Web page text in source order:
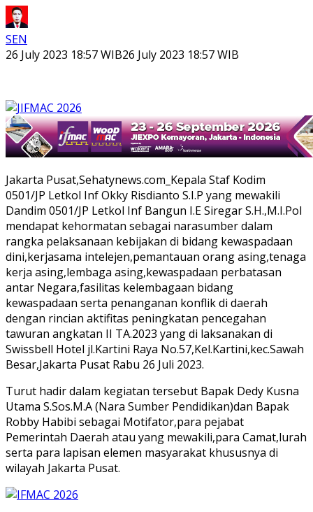
SEN
26 July 2023 18:57 WIB26 July 2023 18:57 WIB
Jakarta Pusat,Sehatynews.com_Kepala Staf Kodim
0501/JP Letkol Inf Okky Risdianto S.I.P yang mewakili
Dandim 0501/JP Letkol Inf Bangun I.E Siregar S.H.,M.I.Pol
mendapat kehormatan sebagai narasumber dalam
rangka pelaksanaan kebijakan di bidang kewaspadaan
dini,kerjasama intelejen,pemantauan orang asing,tenaga
kerja asing,lembaga asing,kewaspadaan perbatasan
antar Negara,fasilitas kelembagaan bidang
kewaspadaan serta penanganan konflik di daerah
dengan rincian aktifitas peningkatan pencegahan
tawuran angkatan II TA.2023 yang di laksanakan di
Swissbell Hotel jl.Kartini Raya No.57,Kel.Kartini,kec.Sawah
Besar,Jakarta Pusat Rabu 26 Juli 2023.
Turut hadir dalam kegiatan tersebut Bapak Dedy Kusna
Utama S.Sos.M.A (Nara Sumber Pendidikan)dan Bapak
Robby Habibi sebagai Motifator,para pejabat
Pemerintah Daerah atau yang mewakili,para Camat,lurah
serta para lapisan elemen masyarakat khususnya di
wilayah Jakarta Pusat.